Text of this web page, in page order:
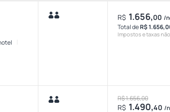
R$ 1.656,00 /
Total deR$
Impostos e taxas
R$ 1.656,00
R$ 1.490,40 /